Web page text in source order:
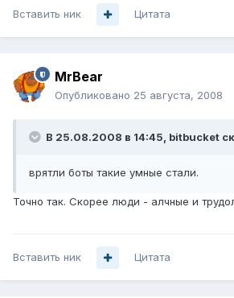
Вставить ник Цитата
MrBear
Опубликовано 25 августа, 2008
В 25.08.2008 в 14:45, bitbucket
врятли боты такие умные стали.
Точно так. Скорее люди - алчные и
Вставить ник Цитата